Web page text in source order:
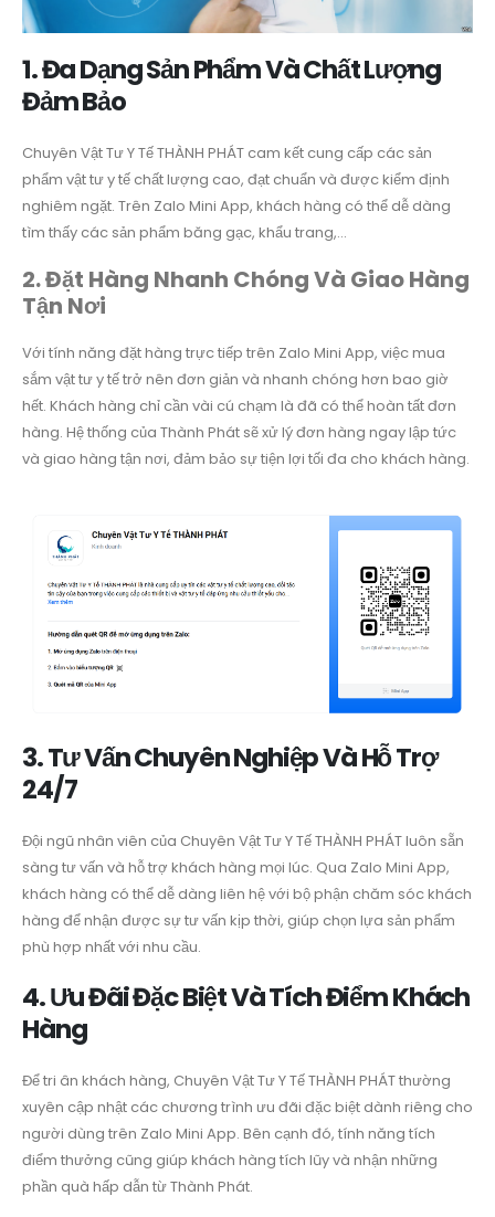
1. Đa Dạng Sản Phẩm Và Chất Lượng
Đảm Bảo
Chuyên Vật Tư Y Tế THÀNH PHÁT cam kết cung cấp các sản
phẩm vật tư y tế chất lượng cao, đạt chuẩn và được kiểm định
nghiêm ngặt. Trên Zalo Mini App, khách hàng có thể dễ dàng
tìm thấy các sản phẩm băng gạc, khẩu trang,…
2. Đặt Hàng Nhanh Chóng Và Giao Hàng
Tận Nơi
Với tính năng đặt hàng trực tiếp trên Zalo Mini App, việc mua
sắm vật tư y tế trở nên đơn giản và nhanh chóng hơn bao giờ
hết. Khách hàng chỉ cần vài cú chạm là đã có thể hoàn tất đơn
hàng. Hệ thống của Thành Phát sẽ xử lý đơn hàng ngay lập tức
và giao hàng tận nơi, đảm bảo sự tiện lợi tối đa cho khách hàng.
3. Tư Vấn Chuyên Nghiệp Và Hỗ Trợ
24/7
Đội ngũ nhân viên của Chuyên Vật Tư Y Tế THÀNH PHÁT luôn sẵn
sàng tư vấn và hỗ trợ khách hàng mọi lúc. Qua Zalo Mini App,
khách hàng có thể dễ dàng liên hệ với bộ phận chăm sóc khách
hàng để nhận được sự tư vấn kịp thời, giúp chọn lựa sản phẩm
phù hợp nhất với nhu cầu.
4. Ưu Đãi Đặc Biệt Và Tích Điểm Khách
Hàng
Để tri ân khách hàng, Chuyên Vật Tư Y Tế THÀNH PHÁT thường
xuyên cập nhật các chương trình ưu đãi đặc biệt dành riêng cho
người dùng trên Zalo Mini App. Bên cạnh đó, tính năng tích
điểm thưởng cũng giúp khách hàng tích lũy và nhận những
phần quà hấp dẫn từ Thành Phát.